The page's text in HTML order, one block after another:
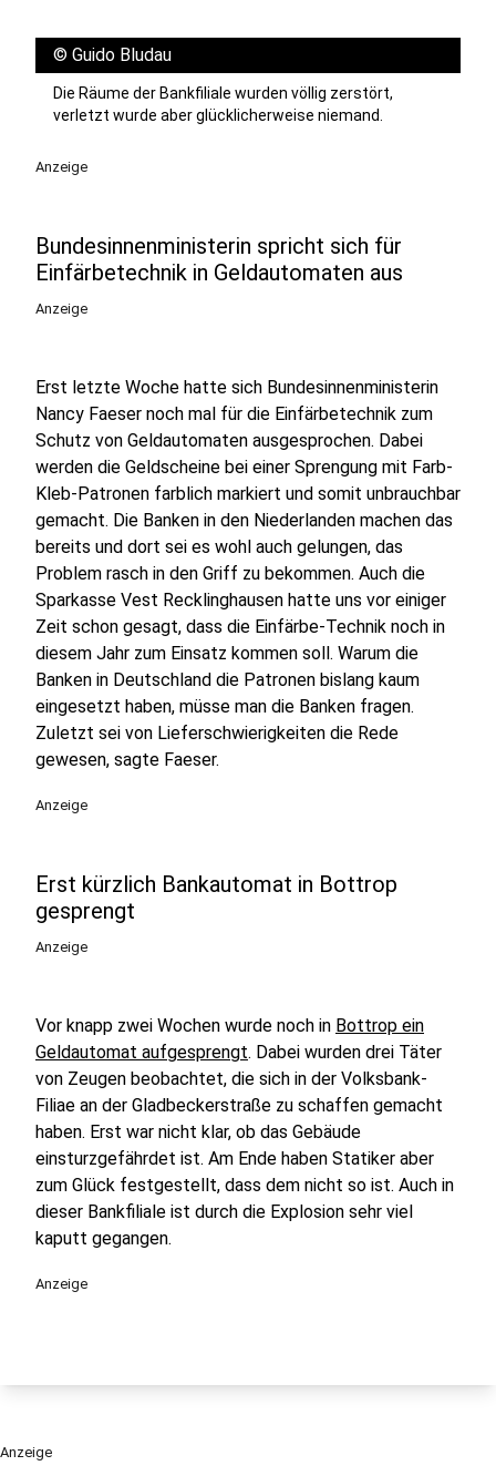
© Guido Bludau
Die Räume der Bankfiliale wurden völlig zerstört,
verletzt wurde aber glücklicherweise niemand.
Anzeige
Bundesinnenministerin spricht sich für
Einfärbetechnik in Geldautomaten aus
Anzeige
Erst letzte Woche hatte sich Bundesinnenministerin
Nancy Faeser noch mal für die Einfärbetechnik zum
Schutz von Geldautomaten ausgesprochen. Dabei
werden die Geldscheine bei einer Sprengung mit Farb-
Kleb-Patronen farblich markiert und somit unbrauchbar
gemacht. Die Banken in den Niederlanden machen das
bereits und dort sei es wohl auch gelungen, das
Problem rasch in den Griff zu bekommen. Auch die
Sparkasse Vest Recklinghausen hatte uns vor einiger
Zeit schon gesagt, dass die Einfärbe-Technik noch in
diesem Jahr zum Einsatz kommen soll. Warum die
Banken in Deutschland die Patronen bislang kaum
eingesetzt haben, müsse man die Banken fragen.
Zuletzt sei von Lieferschwierigkeiten die Rede
gewesen, sagte Faeser.
Anzeige
Erst kürzlich Bankautomat in Bottrop
gesprengt
Anzeige
Vor knapp zwei Wochen wurde noch in Bottrop ein
Geldautomat aufgesprengt. Dabei wurden drei Täter
von Zeugen beobachtet, die sich in der Volksbank-
Filiae an der Gladbeckerstraße zu schaffen gemacht
haben. Erst war nicht klar, ob das Gebäude
einsturzgefährdet ist. Am Ende haben Statiker aber
zum Glück festgestellt, dass dem nicht so ist. Auch in
dieser Bankfiliale ist durch die Explosion sehr viel
kaputt gegangen.
Anzeige
Anzeige